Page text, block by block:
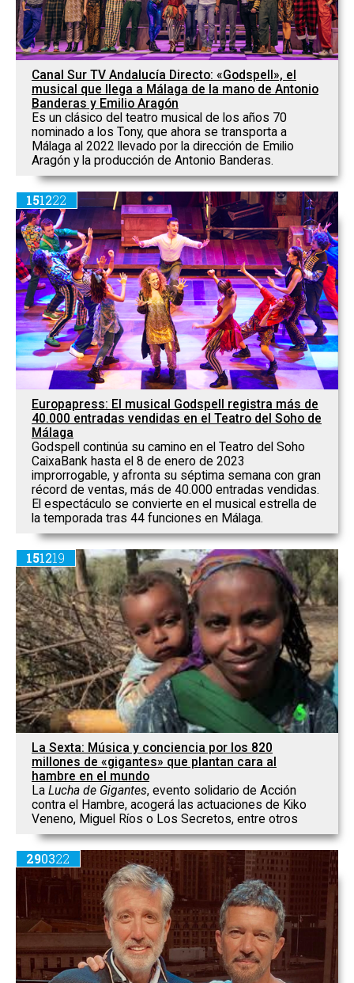
Canal Sur TV Andalucía Directo: «Godspell», el
musical que llega a Málaga de la mano de Antonio
Banderas y Emilio Aragón
Es un clásico del teatro musical de los años 70
nominado a los Tony, que ahora se transporta a
Málaga al 2022 llevado por la dirección de Emilio
Aragón y la producción de Antonio Banderas.
151222
Europapress: El musical Godspell registra más de
40.000 entradas vendidas en el Teatro del Soho de
Málaga
Godspell continúa su camino en el Teatro del Soho
CaixaBank hasta el 8 de enero de 2023
improrrogable, y afronta su séptima semana con gran
récord de ventas, más de 40.000 entradas vendidas.
El espectáculo se convierte en el musical estrella de
la temporada tras 44 funciones en Málaga.
151219
La Sexta: Música y conciencia por los 820
millones de «gigantes» que plantan cara al
hambre en el mundo
La Lucha de Gigantes, evento solidario de Acción
contra el Hambre, acogerá las actuaciones de Kiko
Veneno, Miguel Ríos o Los Secretos, entre otros
290322